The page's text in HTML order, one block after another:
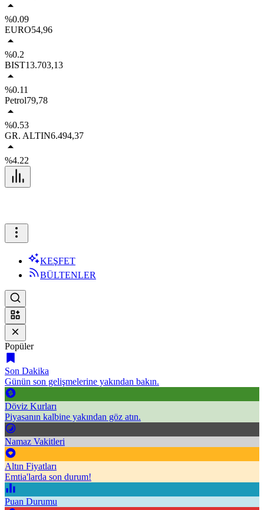
%0.09
EURO54,96
%0.2
BIST13.703,13
%0.11
Petrol79,78
%0.53
GR. ALTIN6.494,37
%4.22
KEŞFET
BÜLTENLER
Popüler
Son Dakika
Günün son gelişmelerine yakından bakın.
Döviz Kurları
Piyasanın kalbine yakından göz atın.
Namaz Vakitleri
Altın Fiyatları
Emtia'larda son durum!
Puan Durumu